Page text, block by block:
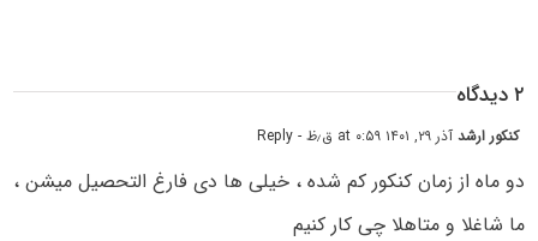
۲ دیدگاه
کنکور ارشدآذر ۲۹, ۱۴۰۱ at ۰:۵۹ ق٫ظ - Reply
دو ماه از زمان کنکور کم شده ، خیلی ها دی فارغ التحصیل میشن ،
ما شاغلا و متاهلا چی کار کنیم